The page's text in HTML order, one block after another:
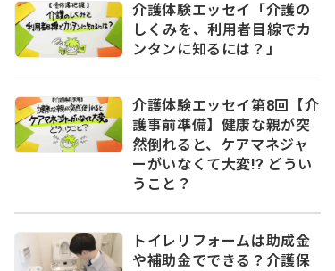
介護体験エッセイ「介護の
しくみを、利用者目線でカ
ンタンに知るには？」
介護体験エッセイ第8回【介
護事前準備】健康な親が突
然倒れると、ケアマネジャ
ーがいなくて大変!? どうい
うこと？
トイレリフォームは助成金
や補助金でできる？介護保